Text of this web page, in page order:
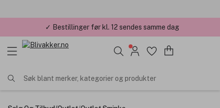
✓ Bestillinger før kl. 12 sendes samme dag
✓ Årets Nettbutikk 2026 og 2025
Søk blant merker, kategorier og produkter